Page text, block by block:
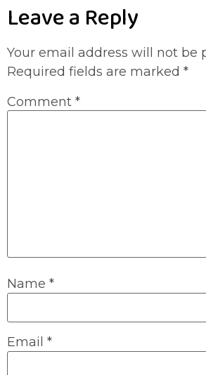
Leave a Reply
Your email address will not be
Required fields are marked *
Comment *
Name *
Email *